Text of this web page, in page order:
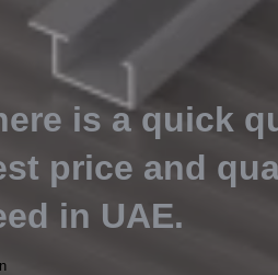
is a quick
price and
in UAE.